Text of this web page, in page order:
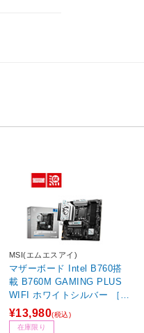
MSI(エムエスアイ)
マザーボード Intel B760搭
載 B760M GAMING PLUS
WIFI ホワイトシルバー ［M
icroATX］
¥13,980(税込)
在庫限り